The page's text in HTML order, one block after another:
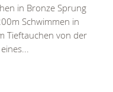
in Bronze Sprung
Schwimmen in
Tieftauchen von der